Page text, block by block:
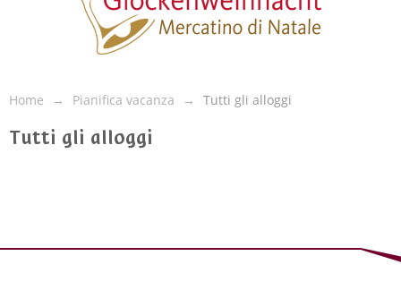
Home Pianifica vacanza Tutti gli alloggi
Tutti gli alloggi